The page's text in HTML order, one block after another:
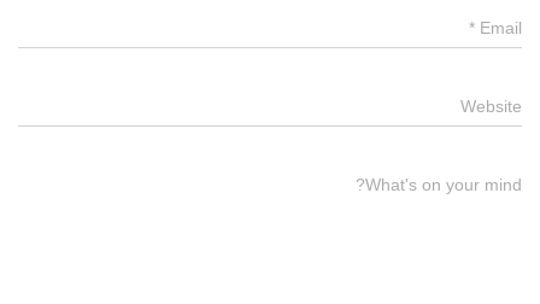
Email
*
Website
What's on your mind?